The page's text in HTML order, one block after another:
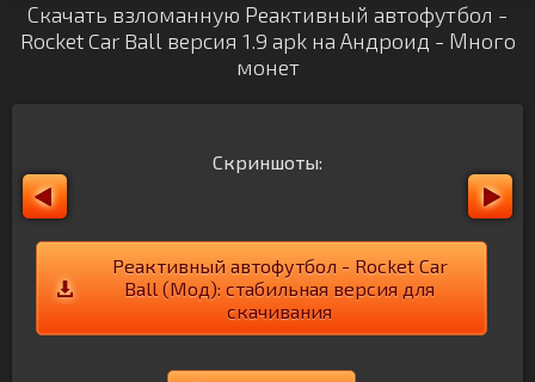
Скачать взломанную Реактивный автофутбол -
Rocket Car Ball версия 1.9 apk на Андроид - Много
монет
Скриншоты:
Реактивный автофутбол - Rocket Car
Ball (Мод): стабильная версия для
скачивания